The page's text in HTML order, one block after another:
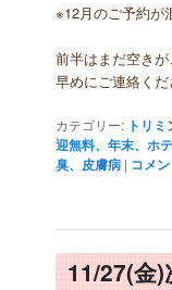
※12月のご予約が
前半はまだ空き
早めにご連絡く
カテゴリー: トリミ
迎無料、年末、ホ
臭、皮膚病 | コメ
11/27(金